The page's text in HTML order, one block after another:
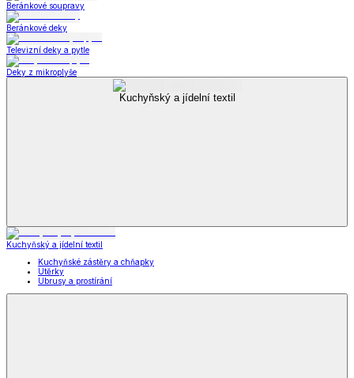
Beránkové soupravy
Beránkové deky
Televizní deky a pytle
Deky z mikroplyše
Kuchyňský a jídelní textil
Kuchyňský a jídelní textil
Kuchyňské zástěry a chňapky
Utěrky
Ubrusy a prostírání